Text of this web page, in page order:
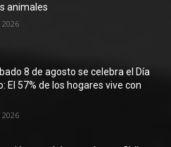
animales
8 de agosto se celebra el Día
El 57% de los hogares vive con